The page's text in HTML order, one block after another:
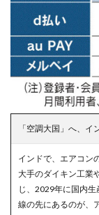
「空調大国」へ、
インドで、エアコン
大手のダイキン工業
じ、2029年に国内
線の先にあるのが、